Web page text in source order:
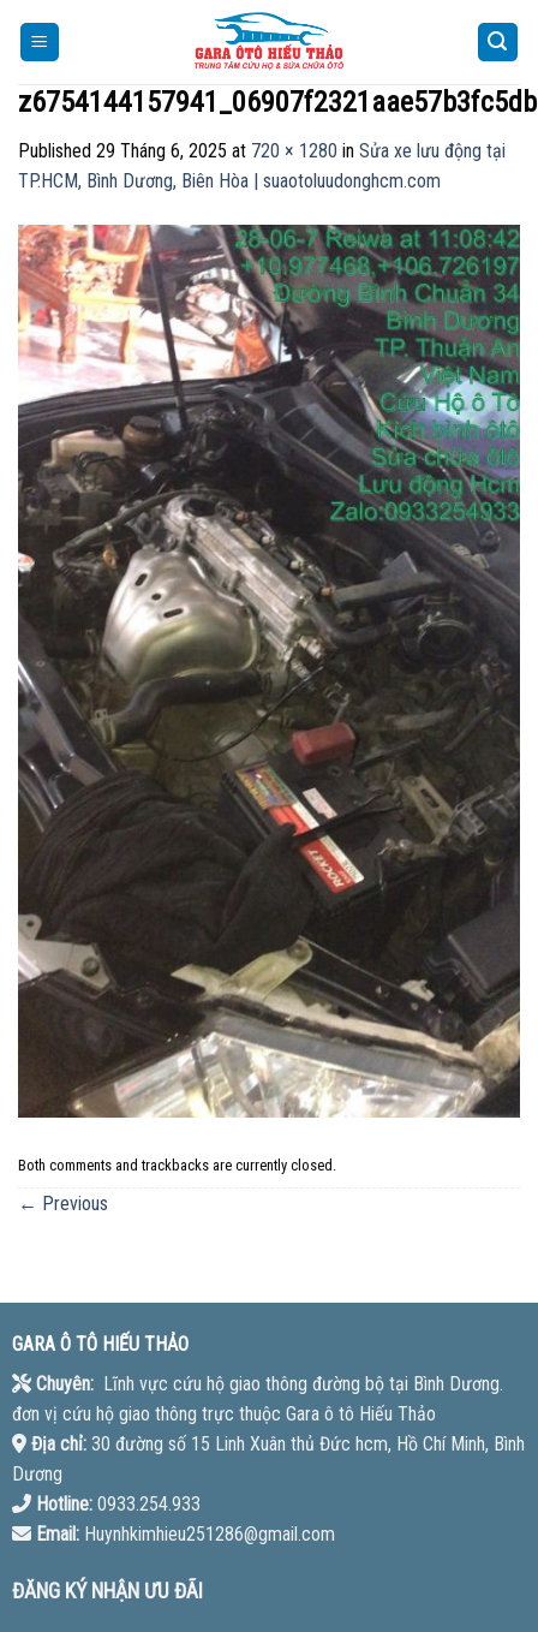
Published 29 Tháng 6, 2025 at 720 × 1280 in Sửa xe lưu động tại
TP.HCM, Bình Dương, Biên Hòa | suaotoluudonghcm.com
Both comments and trackbacks are currently closed.
← Previous
GARA Ô TÔ HIẾU THẢO
Chuyên:Lĩnh vực cứu hộ giao thông đường bộ tại Bình Dương.
đơn vị cứu hộ giao thông trực thuộc Gara ô tô Hiếu Thảo
Địa chỉ:30 đường số 15 Linh Xuân thủ Đức hcm, Hồ Chí Minh, Bình
Dương
Hotline:0933.254.933
Email:Huynhkimhieu251286@gmail.com
ĐĂNG KÝ NHẬN ƯU ĐÃI